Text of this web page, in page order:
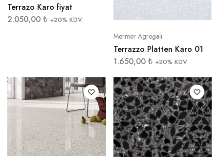
Terrazo Karo fiyat
2.050,00 ₺ +20% KDV
Mermer Agregalı
Terrazzo Platten Karo 01
1.650,00 ₺ +20% KDV